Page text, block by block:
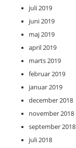
juli 2019
juni 2019
maj 2019
april 2019
marts 2019
februar 2019
januar 2019
december 2018
november 2018
september 2018
juli 2018